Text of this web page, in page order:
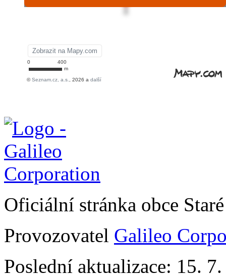
Oficiální stránka obce
Provozovatel Galileo
Poslední aktualizace: 15.